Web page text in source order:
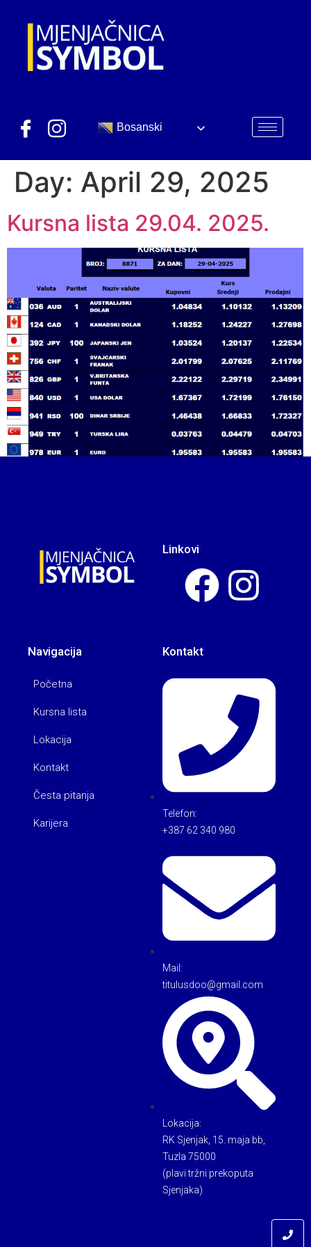
Bosanski
Day: April 29, 2025
Kursna lista 29.04. 2025.
Linkovi
Navigacija
Početna
Kursna lista
Lokacija
Kontakt
Česta pitanja
Karijera
Kontakt
Telefon:
+387 62 340 980
Mail:
titulusdoo@gmail.com
Lokacija:
RK Sjenjak, 15. maja bb,
Tuzla 75000
(plavi tržni prekoputa
Sjenjaka)